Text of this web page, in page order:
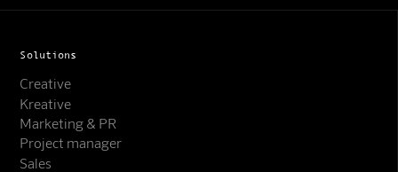
Solutions
Creative
Kreative
Marketing & PR
Project manager
Sales